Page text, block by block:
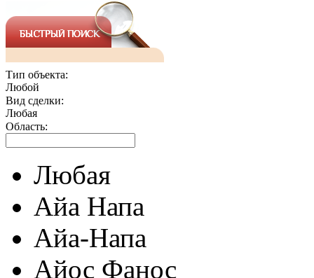
Тип объекта:
Любой
Вид сделки:
Любая
Область:
Любая
Айа Напа
Айа-Напа
Айос Фанос